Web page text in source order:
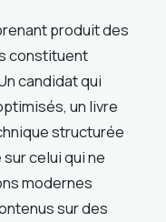
produit des
constituent
candidat qui
un livre
structurée
celui qui ne
modernes
sur des